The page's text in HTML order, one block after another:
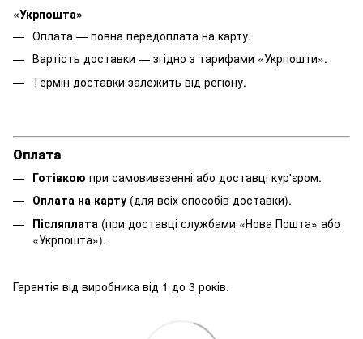
«Укрпошта»
Оплата — повна передоплата на карту.
Вартість доставки — згідно з тарифами «Укрпошти».
Термін доставки залежить від регіону.
Оплата
Готівкою при самовивезенні або доставці кур'єром.
Оплата на карту (для всіх способів доставки).
Післяплата (при доставці службами «Нова Пошта» або
«Укрпошта»).
Гарантія від виробника від 1 до 3 років.